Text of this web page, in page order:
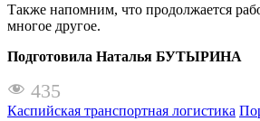
Также напомним, что продолжается
многое другое.
Подготовила Наталья БУТЫРИНА
435
Каспийская транспортная логистика